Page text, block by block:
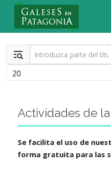
Nuevo Usuario
Introduzca parte del título
Cantidad
Actividades de
Se facilita el uso de
forma gratuita para las